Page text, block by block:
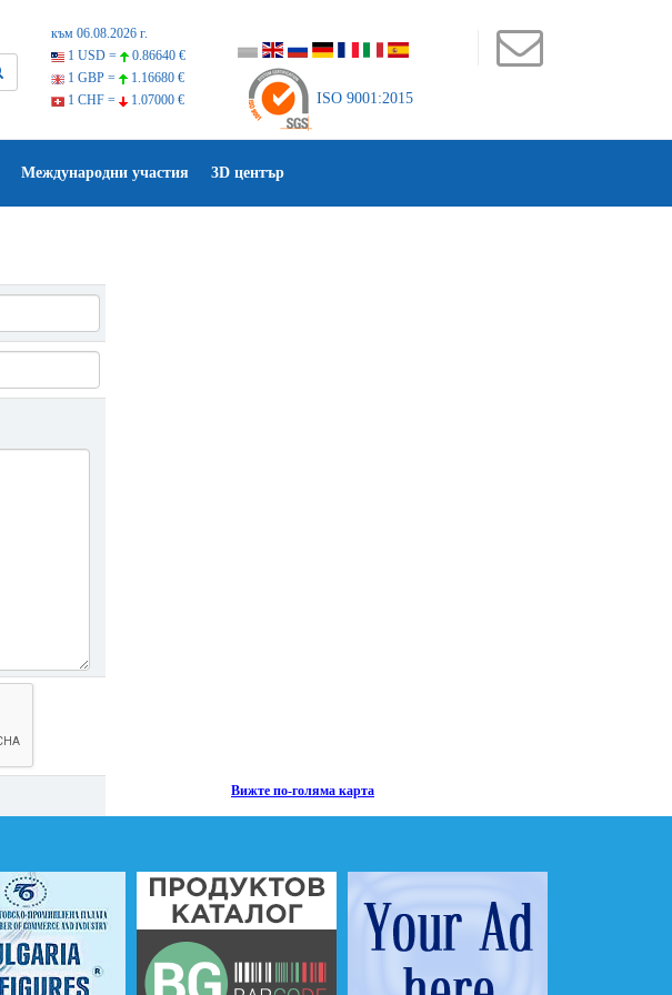
към 06.08.2026 г.
1 USD =
0.86640 €
1 GBP =
1.16680 €
1 CHF =
1.07000 € ISO 9001:2015
Международни участия 3D център
Вижте по-голяма карта